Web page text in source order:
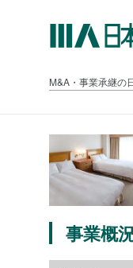
M&A・事業承継の
事業概